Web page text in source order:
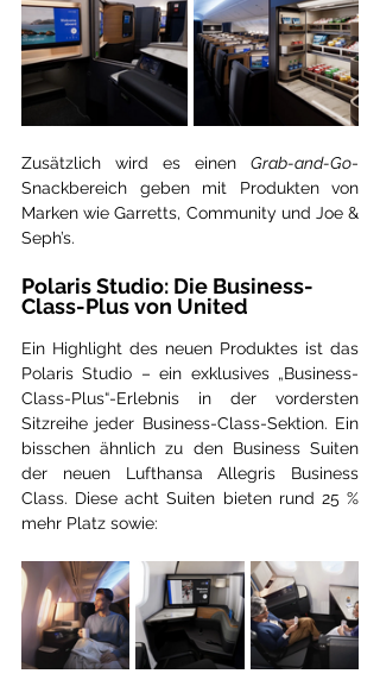
Zusätzlich wird es einen Grab-and-Go-
Snackbereich geben mit Produkten von
Marken wie Garretts, Community und Joe &
Seph’s.
Polaris Studio: Die Business-
Class-Plus von United
Ein Highlight des neuen Produktes ist das
Polaris Studio – ein exklusives „Business-
Class-Plus“-Erlebnis in der vordersten
Sitzreihe jeder Business-Class-Sektion. Ein
bisschen ähnlich zu den Business Suiten
der neuen Lufthansa Allegris Business
Class. Diese acht Suiten bieten rund 25 %
mehr Platz sowie: